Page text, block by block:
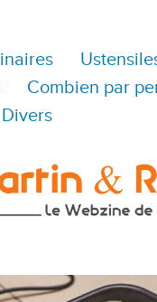
Combien par
Divers